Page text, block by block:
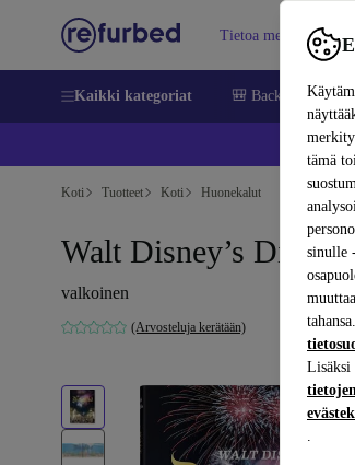
tämä
sinulle
muuttaa
Lisäksi
.
Tietoa meistä Myy
Kaikki kategoriat 🎒 Back to school
Koti Tuotteet Koti Huonekalut
Walt Disney’s
valkoinen
(Arvosteluja kerätään)